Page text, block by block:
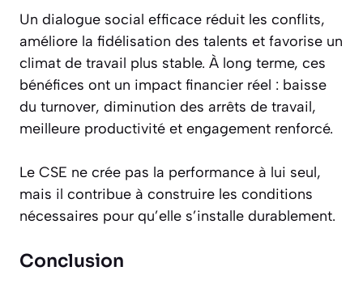
Un dialogue social efficace réduit les conflits,
améliore la fidélisation des talents et favorise un
climat de travail plus stable. À long terme, ces
bénéfices ont un impact financier réel : baisse
du turnover, diminution des arrêts de travail,
meilleure productivité et engagement renforcé.
Le CSE ne crée pas la performance à lui seul,
mais il contribue à construire les conditions
nécessaires pour qu’elle s’installe durablement.
Conclusion